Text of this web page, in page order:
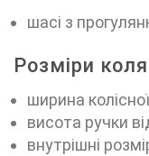
шасі з
Розміри
ширина
висота ручки
внутрішні